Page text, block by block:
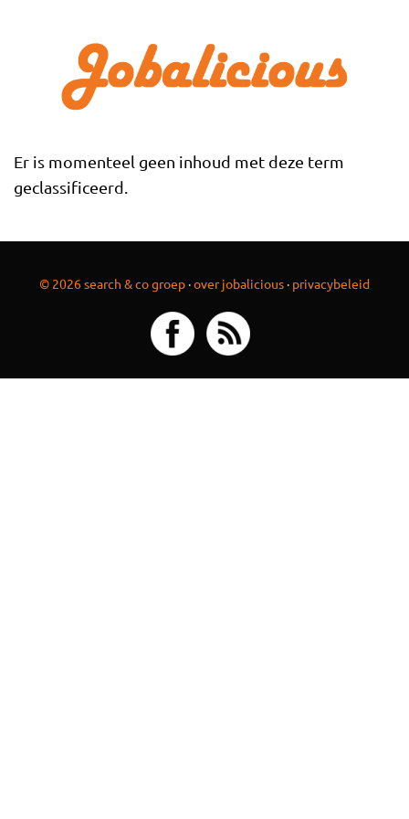
Er is momenteel geen inhoud met deze term
geclassificeerd.
© 2026 search & co groep ·over jobalicious · privacybeleid